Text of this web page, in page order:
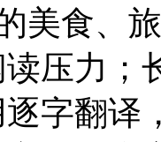
美食、
压力；
字翻译